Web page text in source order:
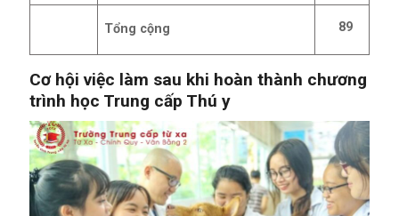
Tổng cộng 89
Cơ hội việc làm sau khi hoàn thành chương
trình học Trung cấp Thú y